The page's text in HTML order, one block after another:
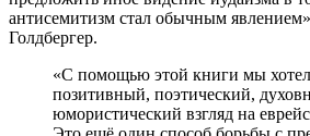
антисемитизм стал обычным
Голдбергер.
«С помощью этой книги мы
позитивный, поэтический,
юмористический взгляд на